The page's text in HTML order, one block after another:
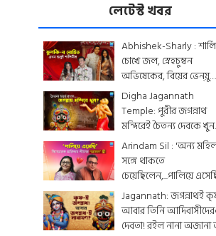
লেটেস্ট খবর
Abhishek-Sharly :
চোখে জল, স্নেহচুম্বন
অভিষেকের, বিয়ের ভেন্য়ু
থেকে মেনু...দেখে নিন
একঝলকে
Digha Jagannath
Temple: পুরীর জগন্নাথ
মন্দিরেই চৈতন্য দেবকে খুন
করা হয়েছিল? জেনে নিন
রোমহর্ষক কাহিনী
Arindam Sil : 'অন্য
সঙ্গে থাকতে
চেয়েছিলেন,...পালিয়ে
বিস্ফোরক অরিন্দমের স্ত্রী
Jagannath: জগন্নাথই
আবার তিনি
দেবতা! রইল নানা অজানা